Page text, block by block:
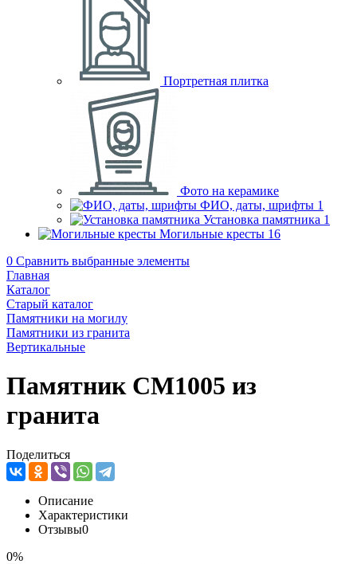
Портретная плитка
Фото на керамике
ФИО, даты, шрифты 1
Установка памятника 1
Могильные кресты 16
0 Сравнить выбранные элементы
Главная
Каталог
Старый каталог
Памятники на могилу
Памятники из гранита
Вертикальные
Памятник CM1005 из
гранита
Поделиться
Описание
Характеристики
Отзывы0
0%